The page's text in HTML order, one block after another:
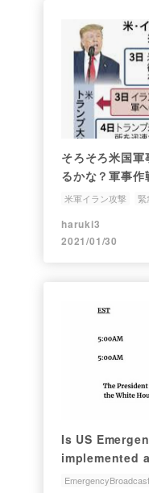
そろそろ米国軍
るかな？軍事作
Emergency
米軍イラン攻撃 緊
イラン、中国、パキ
haruki3
2021/01/30
Is US
implemented
2021